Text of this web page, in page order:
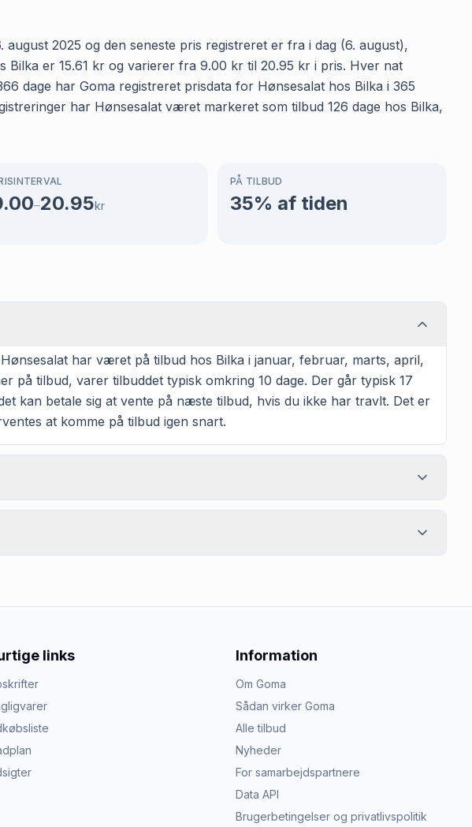
2025 og den seneste pris registreret er fra i dag (6. august),
er 15.61 kr og varierer fra 9.00 kr til 20.95 kr i pris. Hver nat
dage har Goma registreret prisdata for Hønsesalat hos Bilka i 365
har Hønsesalat været markeret som tilbud 126 dage hos Bilka,
–20.95kr
PÅ TILBUD
35% af tiden
har været på tilbud hos Bilka i januar, februar, marts, april,
på tilbud, varer tilbuddet typisk omkring 10 dage. Der går typisk 17
kan betale sig at vente på næste tilbud, hvis du ikke har travlt. Det er
at komme på tilbud igen snart.
links Information
Om Goma
Sådan virker Goma
Alle tilbud
Nyheder
For samarbejdspartnere
Data API
Brugerbetingelser og privatlivspolitik